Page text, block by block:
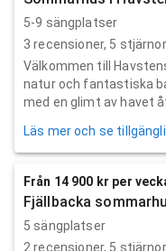
5-9 sängplatser
3 recensioner, 5
Välkommen till
natur och fantastiska
med en glimt av havet åt
Läs mer och se
Från 14 900 kr per
Fjällbacka
5 sängplatser
2 recensioner, 5